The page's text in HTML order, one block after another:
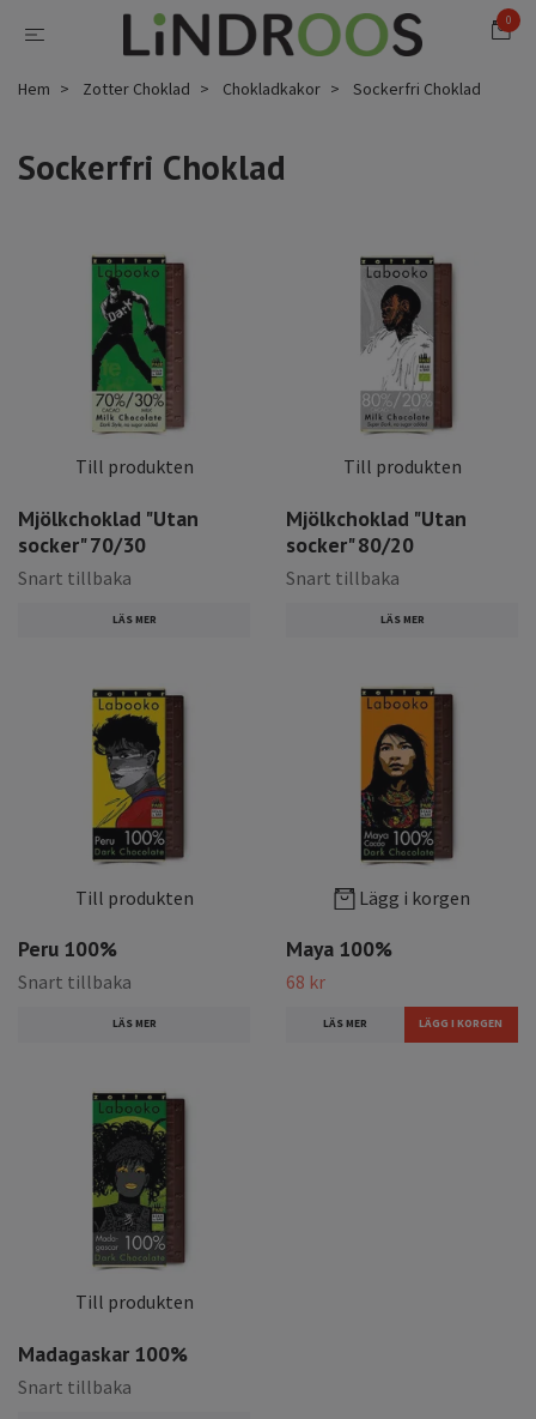
0
Hem Zotter Choklad Chokladkakor Sockerfri Choklad
Sockerfri Choklad
Till produkten
Mjölkchoklad "Utan
socker" 70/30
Snart tillbaka
LÄS MER
Till produkten
Mjölkchoklad "Utan
socker" 80/20
Snart tillbaka
LÄS MER
Till produkten
Peru 100%
Snart tillbaka
LÄS MER
Lägg i korgen
Maya 100%
68 kr
LÄS MER
Till produkten
Madagaskar 100%
Snart tillbaka